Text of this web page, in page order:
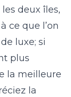
deux îles,
ce que l’on
luxe; si
plus
la meilleure
la